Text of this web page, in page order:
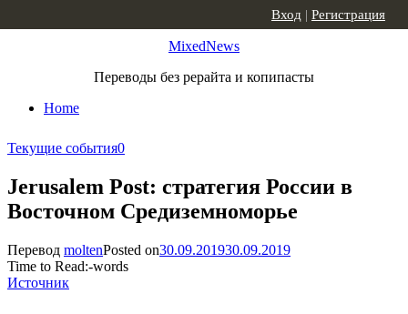
MixedNews
Переводы без рерайта и копипасты
Home
Вход | Регистрация
Текущие события0
Jerusalem Post: cтратегия России в
Восточном Средиземноморье
Перевод moltenPosted on30.09.201930.09.2019
Time to Read:-words
Источник